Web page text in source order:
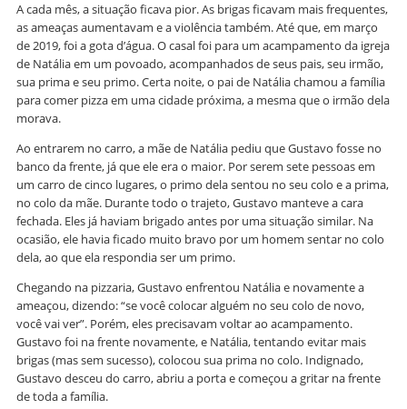
A cada mês, a situação ficava pior. As brigas ficavam mais frequentes,
as ameaças aumentavam e a violência também. Até que, em março
de 2019, foi a gota d’água. O casal foi para um acampamento da igreja
de Natália em um povoado, acompanhados de seus pais, seu irmão,
sua prima e seu primo. Certa noite, o pai de Natália chamou a família
para comer pizza em uma cidade próxima, a mesma que o irmão dela
morava.
Ao entrarem no carro, a mãe de Natália pediu que Gustavo fosse no
banco da frente, já que ele era o maior. Por serem sete pessoas em
um carro de cinco lugares, o primo dela sentou no seu colo e a prima,
no colo da mãe. Durante todo o trajeto, Gustavo manteve a cara
fechada. Eles já haviam brigado antes por uma situação similar. Na
ocasião, ele havia ficado muito bravo por um homem sentar no colo
dela, ao que ela respondia ser um primo.
Chegando na pizzaria, Gustavo enfrentou Natália e novamente a
ameaçou, dizendo: “se você colocar alguém no seu colo de novo,
você vai ver”. Porém, eles precisavam voltar ao acampamento.
Gustavo foi na frente novamente, e Natália, tentando evitar mais
brigas (mas sem sucesso), colocou sua prima no colo. Indignado,
Gustavo desceu do carro, abriu a porta e começou a gritar na frente
de toda a família.